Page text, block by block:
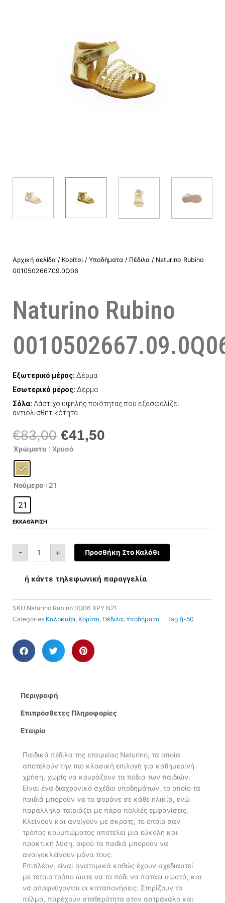
Αρχική σελίδα / Κορίτσι / Υποδήματα / Πέδιλα / Naturino Rubino
0010502667.09.0Q06
Naturino Rubino
Εξωτερικό μέρος: Δέρμα
Εσωτερικό μέρος: Δέρμα
Σόλα: Λάστιχο υψηλής ποιότητας που εξασφαλίζει
αντιολισθητικότητα
€83,00 Original
price
€41,50
Χρώματα : Χρυσό
Νούμερο : 21
21
ΕΚΚΑΘΆΡΙΣΗ
-
Naturino
Rubino
ποσότητα
+ Προσθήκη Στο Καλάθι
ή κάντε τηλεφωνική παραγγελία
SKU Naturino Rubino 0Q06 ΧΡΥ N21
Categories Καλοκαίρι Κορίτσι Πέδιλα Υποδήματα Tag fj-50
Περιγραφή
Επιπρόσθετες Πληροφορίες
Εταιρία
Παιδικά πέδιλα της εταιρείας Naturino, τα οποία
αποτελούν την πιο κλασική επιλογή για καθημερινή
χρήση, χωρίς να κουράζουν τα πόδια των παιδιών.
Είναι ένα διαχρονικό σχέδιο υποδημάτων, το οποίο τα
παιδιά μπορούν να το φοράνε σε κάθε ηλικία, ενώ
παράλληλα ταιριάζει με πάρα πολλές εμφανίσεις.
Κλείνουν και ανοίγουν με σκρατς, το οποίο σαν
τρόπος κουμπώματος αποτελεί μια εύκολη και
πρακτική λύση, αφού τα παιδιά μπορούν να
ανοιγοκλείνουν μόνα τους.
Επιπλέον, είναι ανατομικά καθώς έχουν σχεδιαστεί
με τέτοιο τρόπο ώστε να το πόδι να πατάει σωστά, και
να αποφεύγονται οι καταπονήσεις. Στηρίζουν το
πέλμα, παρέχουν σταθερότητα στον αστράγαλο και